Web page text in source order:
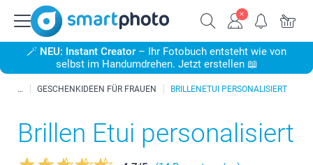
🪄 NEU: Instant Creator – Ihr Fotobuch entsteht wie von
selbst im Handumdrehen. Jetzt erstellen 📖
GESCHENKIDEEN FÜR FRAUEN BRILLENETUI PERSONALISIERT
Brillen Etui personalisiert